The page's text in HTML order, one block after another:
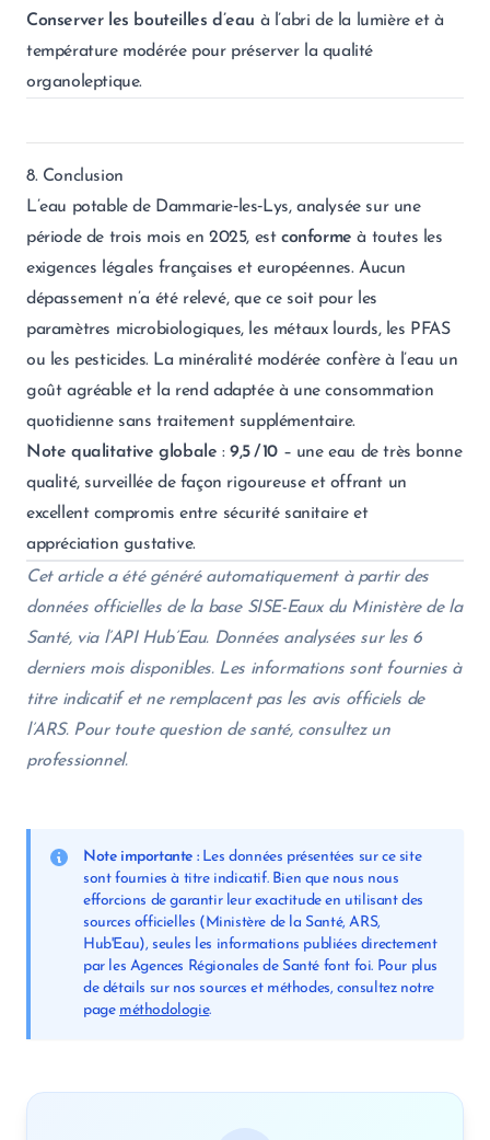
Conserver les bouteilles d’eau à l’abri de la lumière et à
température modérée pour préserver la qualité
organoleptique.
8. Conclusion
L’eau potable de Dammarie‑les‑Lys, analysée sur une
période de trois mois en 2025, estconforme à toutes les
exigences légales françaises et européennes. Aucun
dépassement n’a été relevé, que ce soit pour les
paramètres microbiologiques, les métaux lourds, les PFAS
ou les pesticides. La minéralité modérée confère à l’eau un
goût agréable et la rend adaptée à une consommation
quotidienne sans traitement supplémentaire.
Note qualitative globale :9,5 / 10 – une eau de très bonne
qualité, surveillée de façon rigoureuse et offrant un
excellent compromis entre sécurité sanitaire et
appréciation gustative.
Cet article a été généré automatiquement à partir des
données officielles de la base SISE-Eaux du Ministère de la
Santé, via l’API Hub’Eau. Données analysées sur les 6
derniers mois disponibles. Les informations sont fournies à
titre indicatif et ne remplacent pas les avis officiels de
l’ARS. Pour toute question de santé, consultez un
professionnel.
Note importante :Les données présentées sur ce site
sont fournies à titre indicatif. Bien que nous nous
efforcions de garantir leur exactitude en utilisant des
sources officielles (Ministère de la Santé, ARS,
Hub'Eau), seules les informations publiées directement
par les Agences Régionales de Santé font foi. Pour plus
de détails sur nos sources et méthodes, consultez notre
page méthodologie.